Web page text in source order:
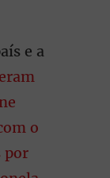
e a
o
por